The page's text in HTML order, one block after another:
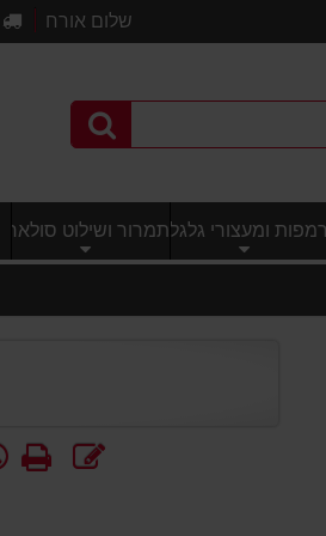
שלום אורח
רמפות ומעצורי גלגלתמרור ושילוט סולארי
WhatsApp
הדפס